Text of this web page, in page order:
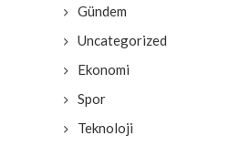
Gündem
Uncategorized
Ekonomi
Spor
Teknoloji